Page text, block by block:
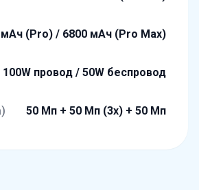
мАч (Pro) / 6800 мАч (Pro Max)
100W провод / 50W беспровод
50 Мп + 50 Мп (3x) + 50 Мп